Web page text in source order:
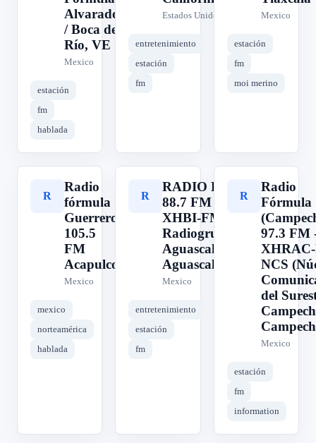
Alvarado
/ Boca del
Río, VE
Mexico
estación
fm
hablada
Estados Unidos
entretenimiento
estación
fm
Mexico
estación
fm
moi merino
R
Radio
fórmula
Guerrero
105.5
FM
Acapulco
Mexico
mexico
norteamérica
hablada
R
RADIO BI -
88.7 FM -
XHBI-FM -
Radiogrupo -
Aguascalientes,
Aguascalientes
Mexico
entretenimiento
estación
fm
R
Radio
Fórmula
97.3 FM
NCS
del
Mexico
estación
fm
information